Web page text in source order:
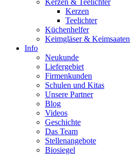
Kerzen & Teelichter
Kerzen
Teelichter
Küchenhelfer
Keimgläser & Keimsaaten
Info
Neukunde
Liefergebiet
Firmenkunden
Schulen und Kitas
Unsere Partner
Blog
Videos
Geschichte
Das Team
Stellenangebote
Biosiegel